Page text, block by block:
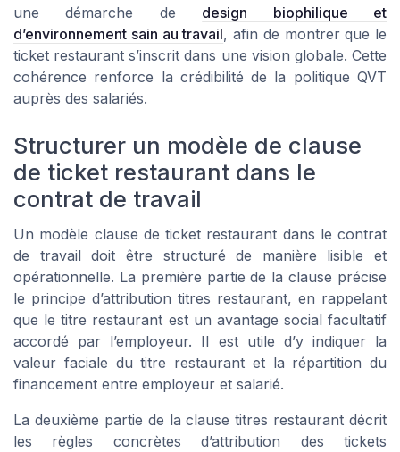
une démarche de design biophilique et
d’environnement sain au travail, afin de montrer que le
ticket restaurant s’inscrit dans une vision globale. Cette
cohérence renforce la crédibilité de la politique QVT
auprès des salariés.
Structurer un modèle de clause
de ticket restaurant dans le
contrat de travail
Un modèle clause de ticket restaurant dans le contrat
de travail doit être structuré de manière lisible et
opérationnelle. La première partie de la clause précise
le principe d’attribution titres restaurant, en rappelant
que le titre restaurant est un avantage social facultatif
accordé par l’employeur. Il est utile d’y indiquer la
valeur faciale du titre restaurant et la répartition du
financement entre employeur et salarié.
La deuxième partie de la clause titres restaurant décrit
les règles concrètes d’attribution des tickets